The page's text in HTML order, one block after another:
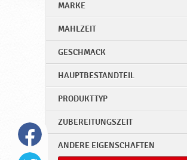
Polski
Română
MARKE
MAHLZEIT
GESCHMACK
HAUPTBESTANDTEIL
PRODUKTTYP
ZUBEREITUNGSZEIT
ANDERE EIGENSCHAFTEN